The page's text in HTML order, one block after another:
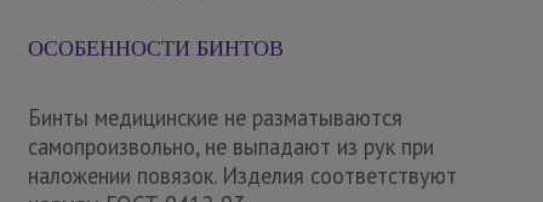
ОСОБЕННОСТИ БИНТОВ
Бинты медицинские не разматываются
самопроизвольно, не выпадают из рук при
наложении повязок. Изделия соответствуют